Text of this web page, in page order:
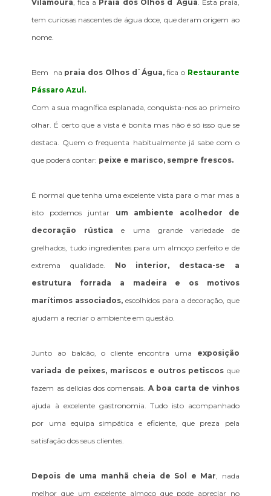
Vilamoura, fica a Praia dos Olhos d`Água. Esta praia,
tem curiosas nascentes de água doce, que deram origem ao
nome.
Bem na praia dos Olhos d`Água,fica o Restaurante
Pássaro Azul.
Com a sua magnífica esplanada, conquista-nos ao primeiro
olhar. É certo que a vista é bonita mas não é só isso que se
destaca. Quem o frequenta habitualmente já sabe com o
que poderá contar: peixe e marisco, sempre frescos.
É normal que tenha uma excelente vista para o mar mas a
isto podemos juntar um ambiente acolhedor de
decoração rústica e uma grande variedade de
grelhados, tudo ingredientes para um almoço perfeito e de
extrema qualidade. No interior, destaca-se a
estrutura forrada a madeira e os motivos
marítimos associados, escolhidos para a decoração, que
ajudam a recriar o ambiente em questão.
Junto ao balcão, o cliente encontra uma exposição
variada de peixes, mariscos e outros petiscos que
fazem as delícias dos comensais. A boa carta de vinhos
ajuda à excelente gastronomia. Tudo isto acompanhado
por uma equipa simpática e eficiente, que preza pela
satisfação dos seus clientes.
Depois de uma manhã cheia de Sol e Mar, nada
melhor que um excelente almoço que pode apreciar no